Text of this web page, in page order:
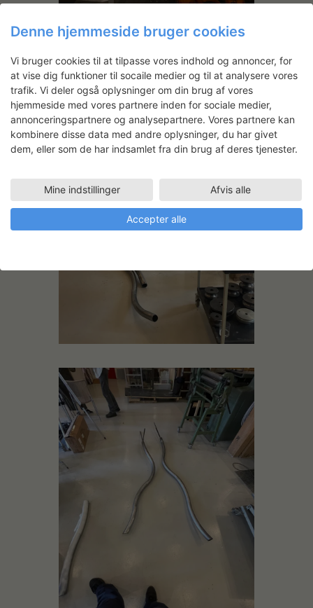
Denne hjemmeside bruger cookies
Vi bruger cookies til at tilpasse vores indhold og annoncer, for
at vise dig funktioner til socaile medier og til at analysere vores
trafik. Vi deler også oplysninger om din brug af vores
hjemmeside med vores partnere inden for sociale medier,
annonceringspartnere og analysepartnere. Vores partnere kan
kombinere disse data med andre oplysninger, du har givet
dem, eller som de har indsamlet fra din brug af deres tjenester.
Mine indstillinger Afvis alle
Accepter alle